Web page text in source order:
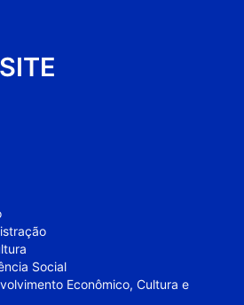
Social
Econômico, Cultura e